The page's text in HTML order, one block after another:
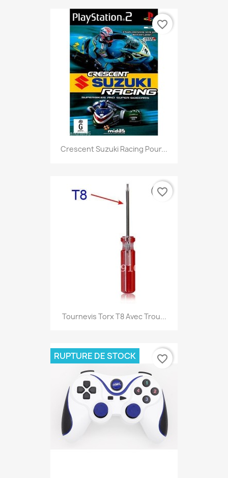
Crescent Suzuki Racing Pour...
favorite_border
Tournevis Torx T8 Avec Trou...
favorite_border
RUPTURE DE STOCK favorite_border